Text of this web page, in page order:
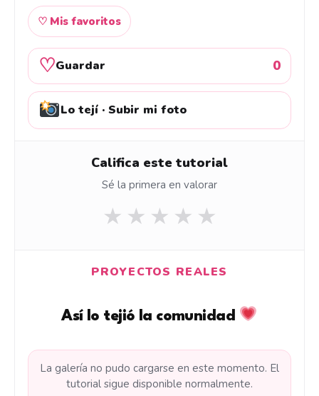
♡ Mis favoritos
♡Guardar 0
Lo tejí · Subir mi foto
Califica este tutorial
Sé la primera en valorar
★ ★ ★ ★ ★
PROYECTOS REALES
Así lo tejió la comunidad
La galería no pudo cargarse en este momento. El
tutorial sigue disponible normalmente.